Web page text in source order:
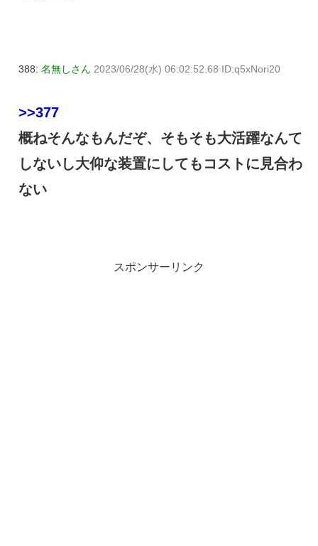
388: 名無しさん 2023/06/28(水) 06:02:52.68 ID:q5xNori20
>>377
概ねそんなもんだぞ、そもそも大活躍なんて
しないし大仰な装置にしてもコストに見合わ
ない
スポンサーリンク